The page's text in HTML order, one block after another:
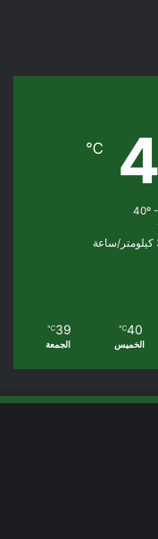
℃
40
℃
الخميس
39
℃
الجمعة